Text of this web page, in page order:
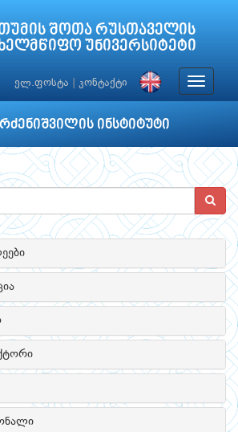
შოთა რუსთაველის
უნივერსიტეტი
ელ.ფოსტა კონტაქტი
Toggle
ინსტიტუტი